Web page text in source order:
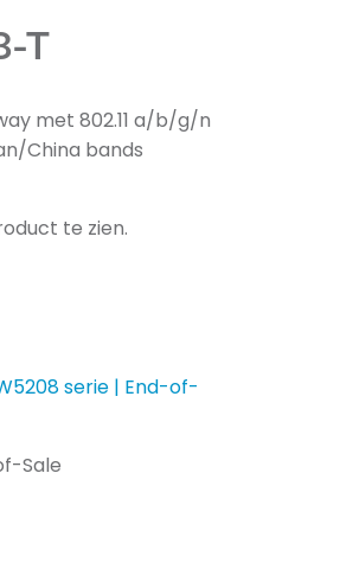
T
met 802.11 a/b/g/n
China bands
te zien.
serie | End-of-
Sale